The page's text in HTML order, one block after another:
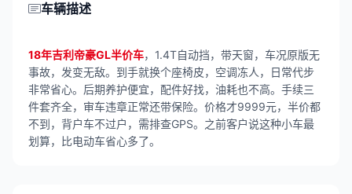
车辆描述
18年吉利帝豪GL半价车，1.4T自动挡，带天窗，车况原版无
事故，发变无敌。到手就换个座椅皮，空调冻人，日常代步
非常省心。后期养护便宜，配件好找，油耗也不高。手续三
件套齐全，审车违章正常还带保险。价格才9999元，半价都
不到，背户车不过户，需排查GPS。之前客户说这种小车最
划算，比电动车省心多了。